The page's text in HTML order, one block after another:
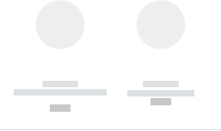
------------
----------- ----------- --------
------------
----------- -----------